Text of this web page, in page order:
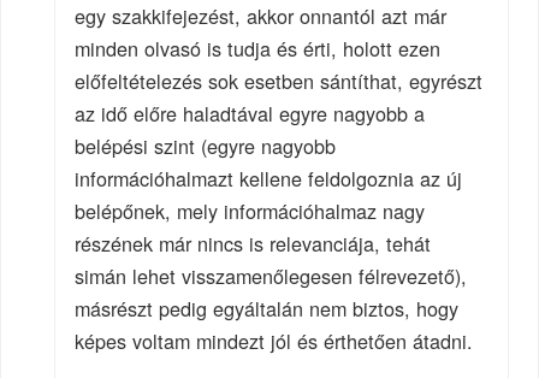
egy szakkifejezést, akkor onnantól azt már
minden olvasó is tudja és érti, holott ezen
előfeltételezés sok esetben sántíthat, egyrészt
az idő előre haladtával egyre nagyobb a
belépési szint (egyre nagyobb
információhalmazt kellene feldolgoznia az új
belépőnek, mely információhalmaz nagy
részének már nincs is relevanciája, tehát
simán lehet visszamenőlegesen félrevezető),
másrészt pedig egyáltalán nem biztos, hogy
képes voltam mindezt jól és érthetően átadni.